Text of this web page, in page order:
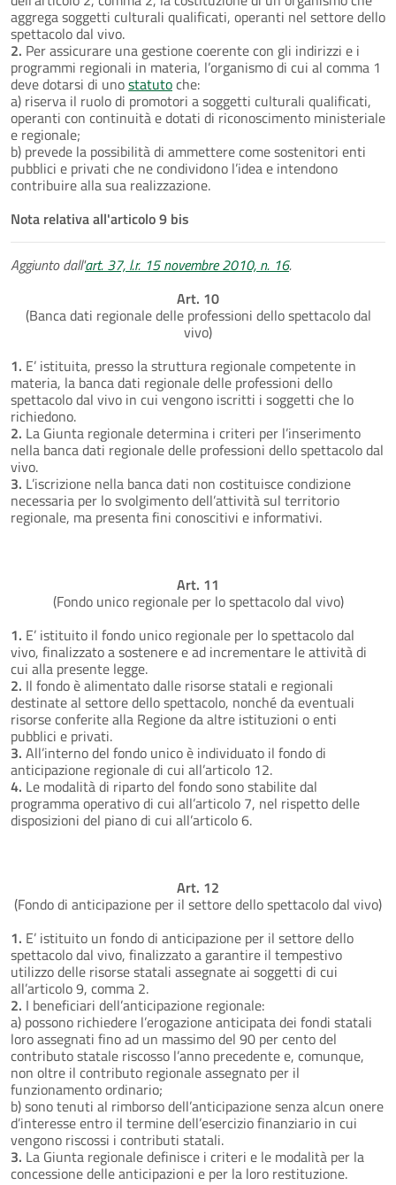
aggrega soggetti culturali qualificati, operanti nel settore dello
spettacolo dal vivo.
2. Per assicurare una gestione coerente con gli indirizzi e i
programmi regionali in materia, l’organismo di cui al comma 1
deve dotarsi di unostatutoche:
a) riserva il ruolo di promotori a soggetti culturali qualificati,
operanti con continuità e dotati di riconoscimento ministeriale
e regionale;
b) prevede la possibilità di ammettere come sostenitori enti
pubblici e privati che ne condividono l’idea e intendono
contribuire alla sua realizzazione.
Nota relativa all'articolo 9 bis
Aggiunto dall'art. 37, l.r. 15 novembre 2010, n. 16.
Art. 10
(Banca dati regionale delle professioni dello spettacolo dal
vivo)
1. E’ istituita, presso la struttura regionale competente in
materia, la banca dati regionale delle professioni dello
spettacolo dal vivo in cui vengono iscritti i soggetti che lo
richiedono.
2. La Giunta regionale determina i criteri per l’inserimento
nella banca dati regionale delle professioni dello spettacolo dal
vivo.
3. L’iscrizione nella banca dati non costituisce condizione
necessaria per lo svolgimento dell’attività sul territorio
regionale, ma presenta fini conoscitivi e informativi.
Art. 11
(Fondo unico regionale per lo spettacolo dal vivo)
1. E’ istituito il fondo unico regionale per lo spettacolo dal
vivo, finalizzato a sostenere e ad incrementare le attività di
cui alla presente legge.
2. Il fondo è alimentato dalle risorse statali e regionali
destinate al settore dello spettacolo, nonché da eventuali
risorse conferite alla Regione da altre istituzioni o enti
pubblici e privati.
3. All’interno del fondo unico è individuato il fondo di
anticipazione regionale di cui all’articolo 12.
4. Le modalità di riparto del fondo sono stabilite dal
programma operativo di cui all’articolo 7, nel rispetto delle
disposizioni del piano di cui all’articolo 6.
Art. 12
(Fondo di anticipazione per il settore dello spettacolo dal vivo)
1. E’ istituito un fondo di anticipazione per il settore dello
spettacolo dal vivo, finalizzato a garantire il tempestivo
utilizzo delle risorse statali assegnate ai soggetti di cui
all’articolo 9, comma 2.
2. I beneficiari dell’anticipazione regionale:
a) possono richiedere l’erogazione anticipata dei fondi statali
loro assegnati fino ad un massimo del 90 per cento del
contributo statale riscosso l’anno precedente e, comunque,
non oltre il contributo regionale assegnato per il
funzionamento ordinario;
b) sono tenuti al rimborso dell’anticipazione senza alcun onere
d’interesse entro il termine dell’esercizio finanziario in cui
vengono riscossi i contributi statali.
3. La Giunta regionale definisce i criteri e le modalità per la
concessione delle anticipazioni e per la loro restituzione.